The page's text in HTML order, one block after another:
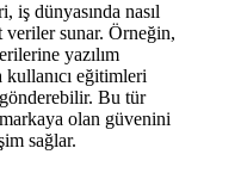
iş dünyasında nasıl
sunar. Örneğin,
yazılım
eğitimleri
Bu tür
olan güvenini
sağlar.